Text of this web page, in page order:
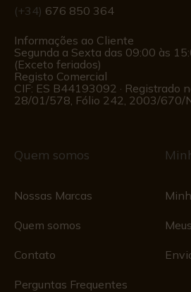
(+34) 676 850 364
Informações ao Cliente
Segunda a Sexta das 09:00 às
(Exceto feriados)
Registo Comercial
CIF: ES B44193092 · Registrado
28/01/578, Fólio 242, 2003/670/
Quem somos
Nossas Marcas
Quem somos
Contato
Perguntas Frequentes